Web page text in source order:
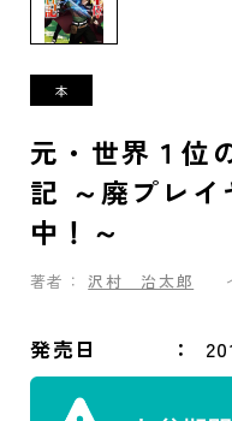
元・世界１位
記 ～廃プレ
中！～
著者： 沢村 治太郎
発売日